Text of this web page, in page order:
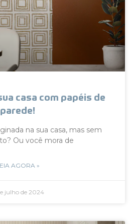
casa com papéis de
parede!
na sua casa, mas sem
Ou você mora de
AGORA »
julho de 2024